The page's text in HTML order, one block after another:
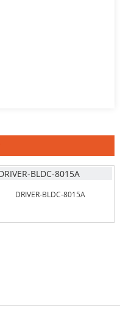
DRIVER-BLDC-8015A